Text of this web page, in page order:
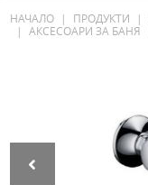
НАЧАЛО ПРОДУКТИ
АКСЕСОАРИ ЗА БАНЯ